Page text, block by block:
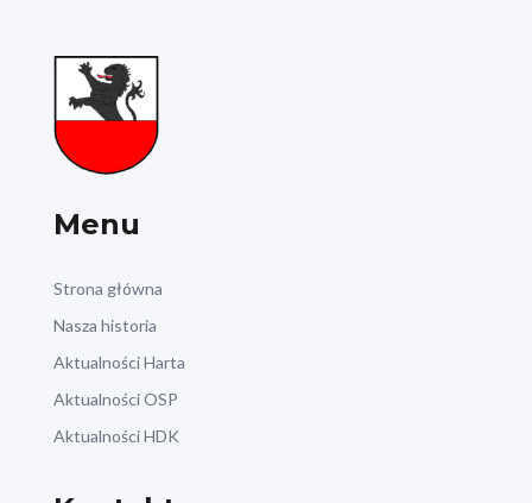
Menu
Strona główna
Nasza historia
Aktualności Harta
Aktualności OSP
Aktualności HDK